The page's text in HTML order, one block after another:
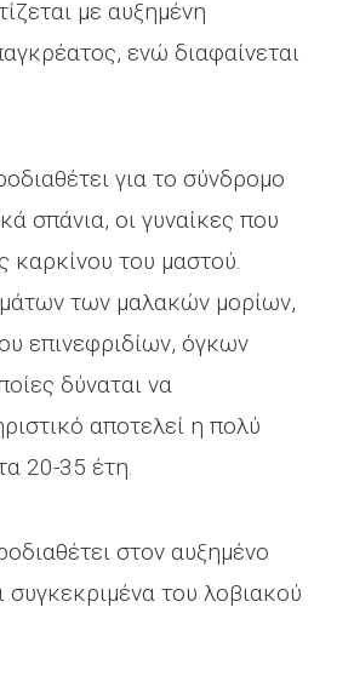
με αυξημένη
ενώ διαφαίνεται
για το σύνδρομο
σπάνια, οι γυναίκες που
καρκίνου του μαστού.
των μαλακών μορίων,
επινεφριδίων, όγκων
δύναται να
αποτελεί η πολύ
20-35 έτη.
στον αυξημένο
συγκεκριμένα του λοβιακού